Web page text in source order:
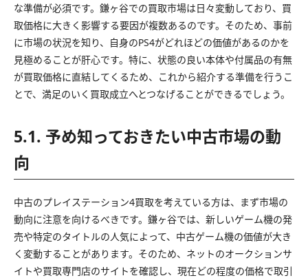
な準備が必須です。鎌ヶ谷での買取市場は日々変動しており、買
取価格に大きく影響する要因が複数あるのです。そのため、事前
に市場の状況を知り、自身のPS4がどれほどの価値があるのかを
見極めることが肝心です。特に、状態の良い本体や付属品の有無
が買取価格に直結してくるため、これから紹介する準備を行うこ
とで、満足のいく買取成立へとつなげることができるでしょう。
5.1. 予め知っておきたい中古市場の動
向
中古のプレイステーション4買取を考えている方は、まず市場の
動向に注意を向けるべきです。鎌ヶ谷では、新しいゲーム機の発
売や特定のタイトルの人気によって、中古ゲーム機の価値が大き
く変動することがあります。そのため、ネットのオークションサ
イトや買取専門店のサイトを確認し、現在どの程度の価格で取引